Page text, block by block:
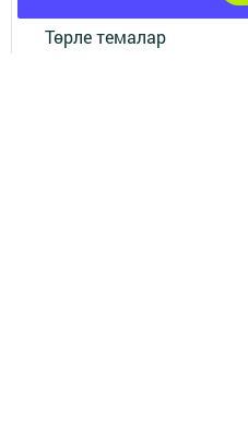
Төрле темалар